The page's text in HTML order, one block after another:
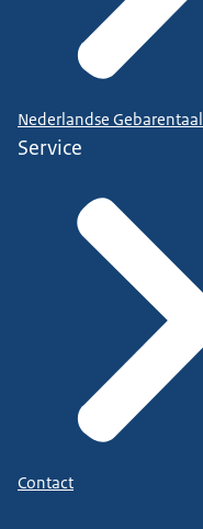
Nederlandse Gebarentaal
Service
Contact